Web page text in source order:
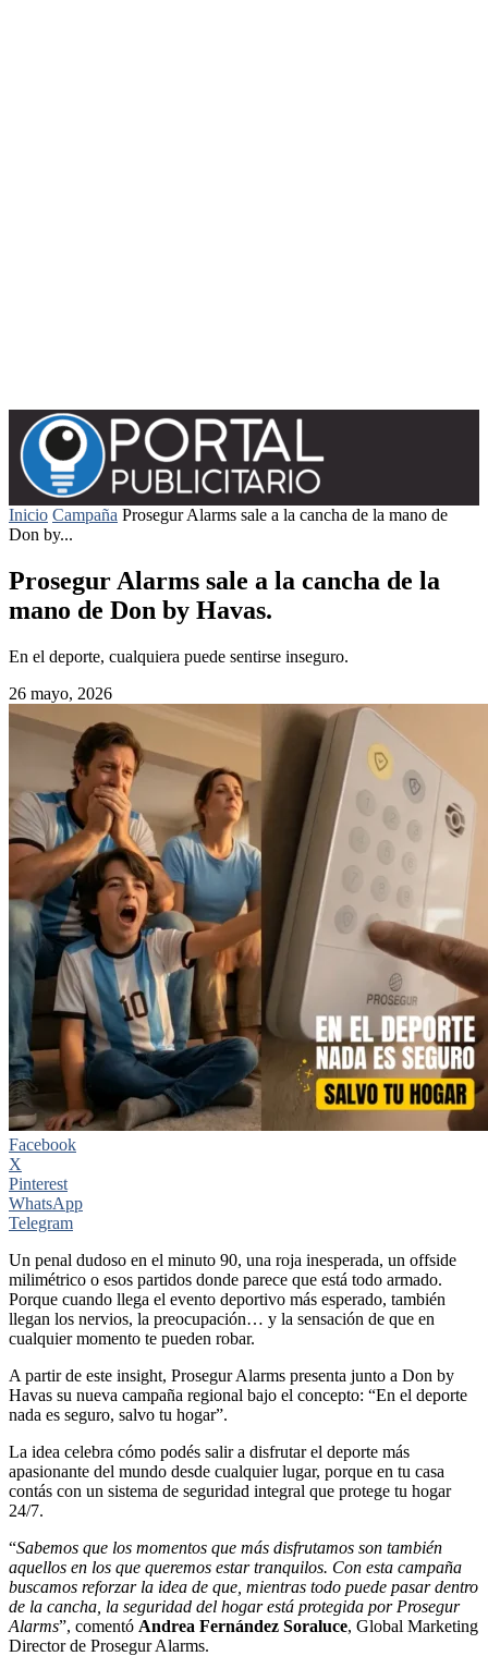
Inicio Campaña Prosegur Alarms sale a la cancha de la mano de
Don by...
Prosegur Alarms sale a la cancha de la
mano de Don by Havas.
En el deporte, cualquiera puede sentirse inseguro.
26 mayo, 2026
Facebook
X
Pinterest
WhatsApp
Telegram
Un penal dudoso en el minuto 90, una roja inesperada, un offside
milimétrico o esos partidos donde parece que está todo armado.
Porque cuando llega el evento deportivo más esperado, también
llegan los nervios, la preocupación… y la sensación de que en
cualquier momento te pueden robar.
A partir de este insight, Prosegur Alarms presenta junto a Don by
Havas su nueva campaña regional bajo el concepto: “En el deporte
nada es seguro, salvo tu hogar”.
La idea celebra cómo podés salir a disfrutar el deporte más
apasionante del mundo desde cualquier lugar, porque en tu casa
contás con un sistema de seguridad integral que protege tu hogar
24/7.
“Sabemos que los momentos que más disfrutamos son también
aquellos en los que queremos estar tranquilos. Con esta campaña
buscamos reforzar la idea de que, mientras todo puede pasar dentro
de la cancha, la seguridad del hogar está protegida por Prosegur
Alarms”, comentó Andrea Fernández Soraluce, Global Marketing
Director de Prosegur Alarms.